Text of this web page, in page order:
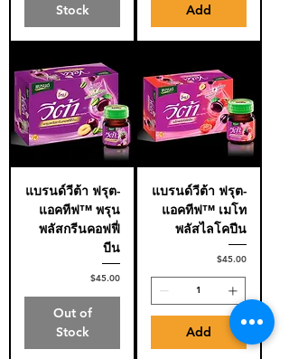
Stock
Add
แบรนด์วีต้า ฟรุต-
แอคทีฟ™ พรุน
พลัสกรีนคอฟฟี่
บีน
Price
$45.00
Out of
Stock
แบรนด์วีต้า ฟรุต-
แอคทีฟ™ เมโท
พลัสไลโคปีน
Price
$45.00
Add